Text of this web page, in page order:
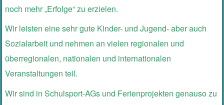
noch mehr „Erfolge“ zu erzielen.
Wir leisten eine sehr gute Kinder- und Jugend- aber auch
Sozialarbeit und nehmen an vielen regionalen und
überregionalen, nationalen und internationalen
Veranstaltungen teil.
Wir sind in Schulsport-AGs und Ferienprojekten genauso zu